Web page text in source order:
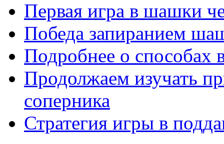
Первая игра в шашки
Победа запиранием
Подробнее о способах
Продолжаем изучать
соперника
Стратегия игры в